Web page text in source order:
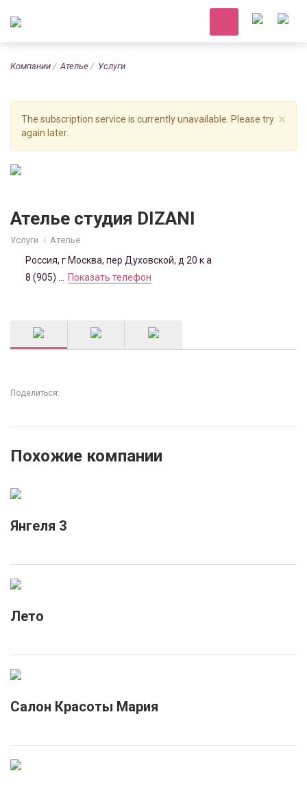
Компании Ателье Услуги
×
The subscription service is currently unavailable. Please try
again later.
Ателье студия DIZANI
Услуги › Ателье
Россия, г Москва, пер Духовской, д 20 к а
8 (905) ...
Показать телефон
Поделиться:
Похожие компании
Янгеля 3
Лето
Салон Красоты Мария